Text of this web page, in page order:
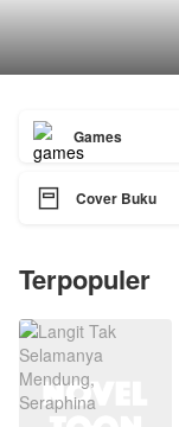
Games
 Cover Buku
Terpopuler